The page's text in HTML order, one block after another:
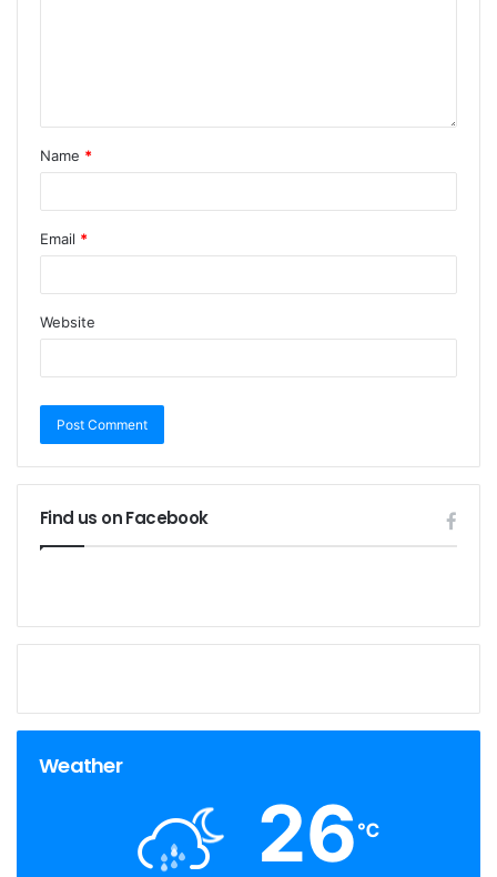
Name *
Email *
Website
Find us on Facebook
Weather
26 ℃